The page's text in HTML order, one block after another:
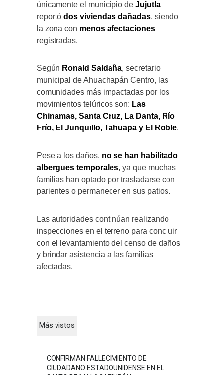
únicamente el municipio de Jujutla
reportó dos viviendas dañadas, siendo
la zona con menos afectaciones
registradas.
Según Ronald Saldaña, secretario
municipal de Ahuachapán Centro, las
comunidades más impactadas por los
movimientos telúricos son: Las
Chinamas, Santa Cruz, La Danta, Río
Frío, El Junquillo, Tahuapa y El Roble.
Pese a los daños, no se han habilitado
albergues temporales, ya que muchas
familias han optado por trasladarse con
parientes o permanecer en sus patios.
Las autoridades continúan realizando
inspecciones en el terreno para concluir
con el levantamiento del censo de daños
y brindar asistencia a las familias
afectadas.
Más vistos
CONFIRMAN FALLECIMIENTO DE
CIUDADANO ESTADOUNIDENSE EN EL